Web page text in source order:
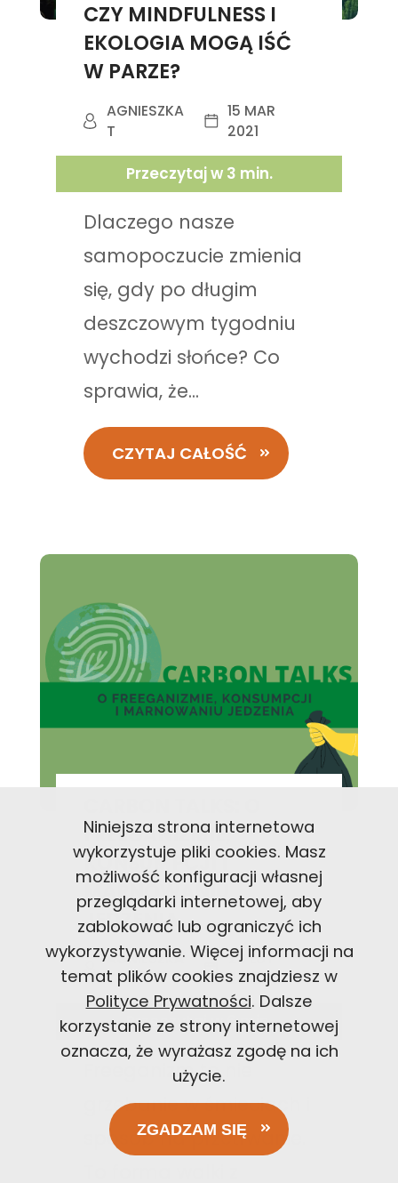
Niniejsza strona internetowa
wykorzystuje pliki cookies. Masz
możliwość konfiguracji własnej
przeglądarki internetowej, aby
zablokować lub ograniczyć ich
wykorzystywanie. Więcej informacji na
temat plików cookies znajdziesz w
Polityce Prywatności. Dalsze
korzystanie ze strony internetowej
oznacza, że wyrażasz zgodę na ich
użycie.
ZGADZAM SIĘ
CZY MINDFULNESS I
EKOLOGIA MOGĄ IŚĆ
W PARZE?
AGNIESZKA
T
15 MAR
2021
Przeczytaj w 3 min.
Dlaczego nasze
samopoczucie zmienia
się, gdy po długim
deszczowym tygodniu
wychodzi słońce? Co
sprawia, że...
CZYTAJ CAŁOŚĆ
FREEGANIZMIE,
KONSUMPCJI I
MARNOWANIU
JEDZENIA
AGNIESZKA
T
23 LUT
2021
Przeczytaj w 6 min.
Freeganizm to nie
grzebanie w śmieciach i
sposób na przetrwanie.